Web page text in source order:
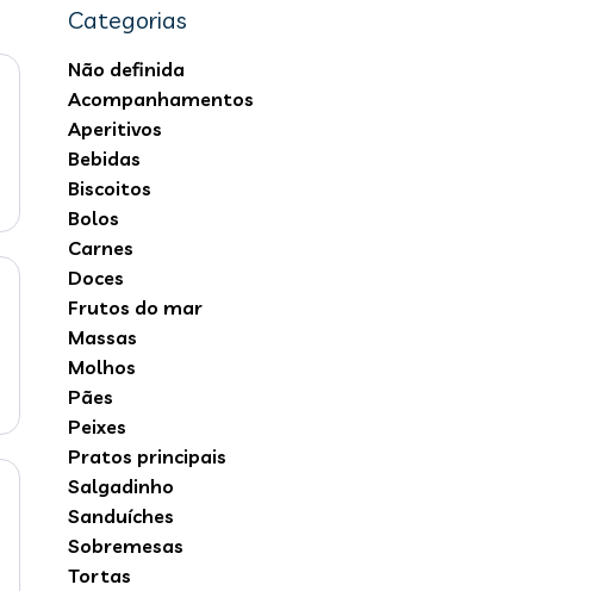
Categorias
Não definida
Acompanhamentos
Aperitivos
Bebidas
Biscoitos
Bolos
Carnes
Doces
Frutos do mar
Massas
Molhos
Pães
Peixes
Pratos principais
Salgadinho
Sanduíches
Sobremesas
Tortas